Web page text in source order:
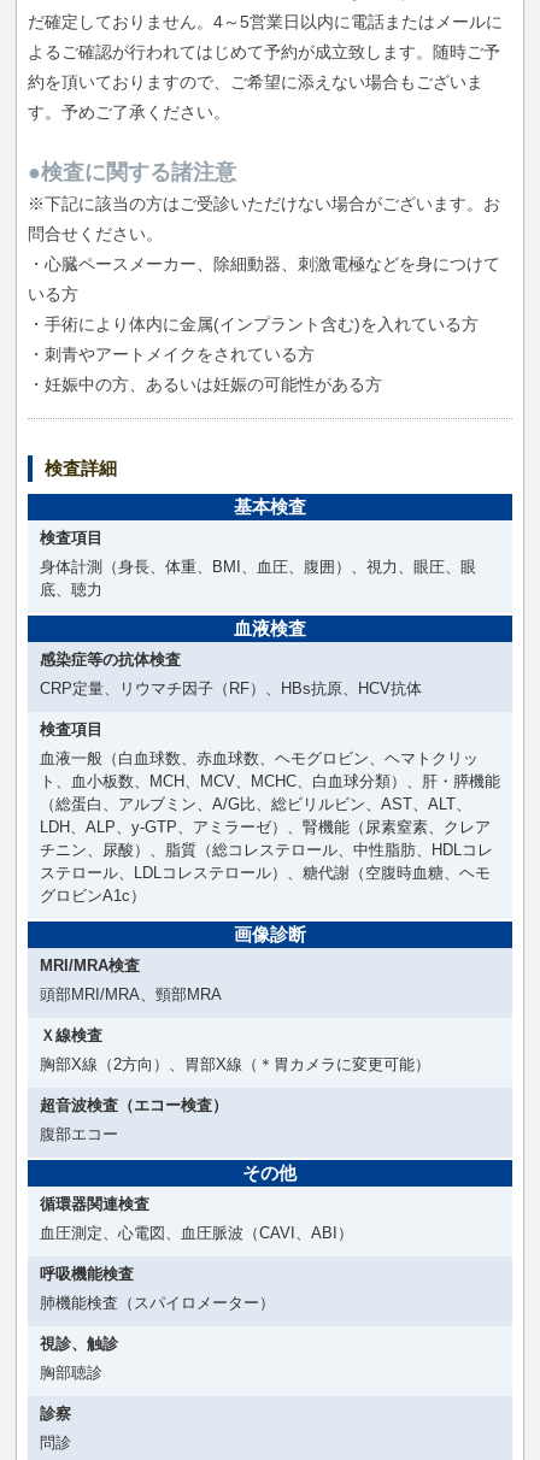
だ確定しておりません。4～5営業日以内に電話またはメールに
よるご確認が行われてはじめて予約が成立致します。随時ご予
約を頂いておりますので、ご希望に添えない場合もございま
す。予めご了承ください。
●検査に関する諸注意
※下記に該当の方はご受診いただけない場合がございます。お
問合せください。
・心臓ペースメーカー、除細動器、刺激電極などを身につけて
いる方
・手術により体内に金属(インプラント含む)を入れている方
・刺青やアートメイクをされている方
・妊娠中の方、あるいは妊娠の可能性がある方
検査詳細
基本検査
検査項目
身体計測（身長、体重、BMI、血圧、腹囲）、視力、眼圧、眼
底、聴力
血液検査
感染症等の抗体検査
CRP定量、リウマチ因子（RF）、HBs抗原、HCV抗体
検査項目
血液一般（白血球数、赤血球数、ヘモグロビン、ヘマトクリッ
ト、血小板数、MCH、MCV、MCHC、白血球分類）、肝・膵機能
（総蛋白、アルブミン、A/G比、総ビリルビン、AST、ALT、
LDH、ALP、y-GTP、アミラーゼ）、腎機能（尿素窒素、クレア
チニン、尿酸）、脂質（総コレステロール、中性脂肪、HDLコレ
ステロール、LDLコレステロール）、糖代謝（空腹時血糖、ヘモ
グロビンA1c）
画像診断
MRI/MRA検査
頭部MRI/MRA、頸部MRA
Ｘ線検査
胸部X線（2方向）、胃部X線（＊胃カメラに変更可能）
超音波検査（エコー検査）
腹部エコー
その他
循環器関連検査
血圧測定、心電図、血圧脈波（CAVI、ABI）
呼吸機能検査
肺機能検査（スパイロメーター）
視診、触診
胸部聴診
診察
問診